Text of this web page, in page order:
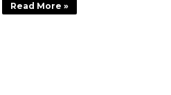
Read More »